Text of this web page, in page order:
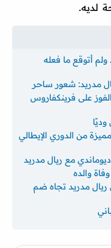
لديه.
ولم أتوقع ما فعله
مدريد: شعور ساحر
على فرينكفاروس
من الدوري الإيطالي
مع ريال مدريد
والده
سعي ريال مدريد تجاه ضم